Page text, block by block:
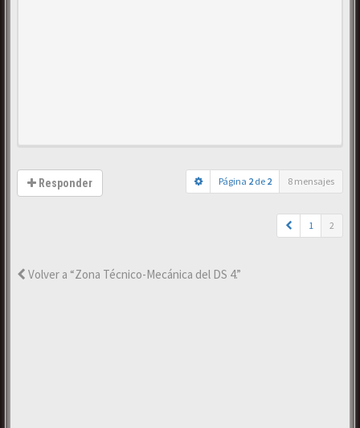
Responder Página 2 de 2 8 mensajes
1 2
Volver a “Zona Técnico-Mecánica del DS 4.”